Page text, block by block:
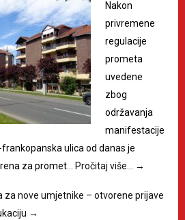
Nakon
privremene
regulacije
prometa
uvedene
zbog
održavanja
manifestacije
ulica od danas je
za promet… Pročitaj više… →
za nove umjetnike – otvorene prijave
→